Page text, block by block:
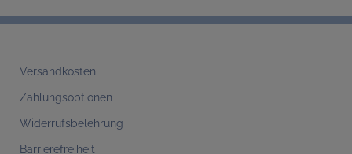
Versandkosten
Zahlungsoptionen
Widerrufsbelehrung
Barrierefreiheit